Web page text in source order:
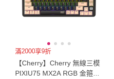
滿2000享9折
【Cherry】Cherry 無線三模
PIXIU75 MX2A RGB 金箍棒